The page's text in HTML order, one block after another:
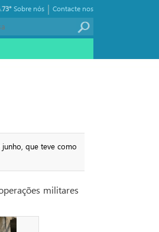
Contacte nos
|
Sobre nós
que teve como
militares